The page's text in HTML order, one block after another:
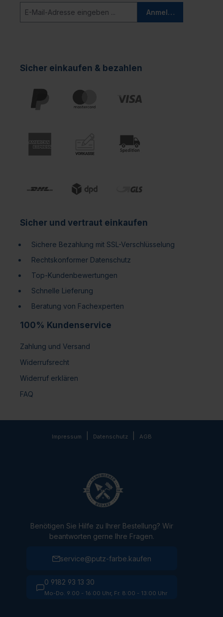
Anmelden
Sicher einkaufen & bezahlen
Sicher und vertraut einkaufen
Sichere Bezahlung mit SSL-Verschlüsselung
Rechtskonformer Datenschutz
Top-Kundenbewertungen
Schnelle Lieferung
Beratung von Fachexperten
100% Kundenservice
Zahlung und Versand
Widerrufsrecht
Widerruf erklären
FAQ
Impressum Datenschutz AGB
Benötigen Sie Hilfe zu Ihrer Bestellung? Wir
beantworten gerne Ihre Fragen.
service@putz-farbe.kaufen
0 9182 93 13 30
Mo-Do. 9:00 - 16:00 Uhr, Fr. 8:00 - 13:00 Uhr